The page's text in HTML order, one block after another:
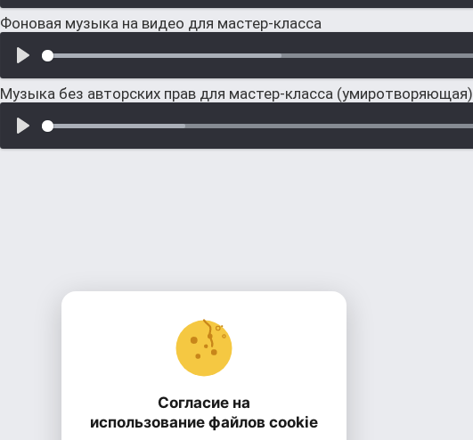
Фоновая музыка на видео для мастер-класса
Музыка без авторских прав для мастер-класса (умиротворяющая)
Согласие на
использование файлов cookie